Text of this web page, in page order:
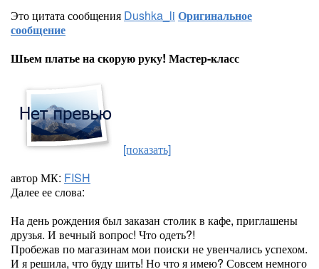
Это цитата сообщения Dushka_li Оригинальное
сообщение
Шьем платье на скорую руку! Мастер-класс
[показать]
автор МК: FISH
Далее ее слова:
На день рождения был заказан столик в кафе, приглашены
друзья. И вечный вопрос! Что одеть?!
Пробежав по магазинам мои поиски не увенчались успехом.
И я решила, что буду шить! Но что я имею? Совсем немного